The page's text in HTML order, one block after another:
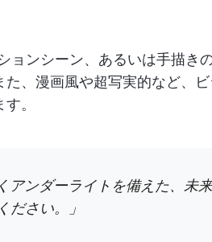
ョンシーン、あるいは手描き
、漫画風や超写実的など、
。
アンダーライトを備えた、未
ださい。」